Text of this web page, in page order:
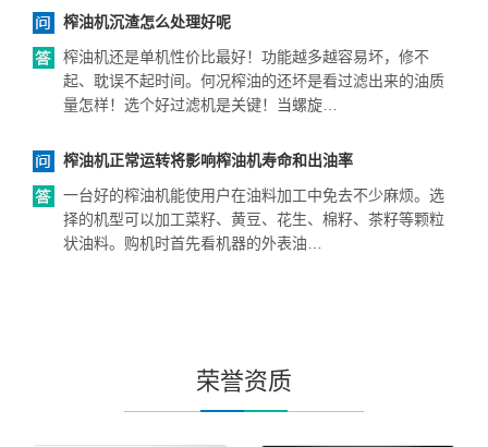
榨油机沉渣怎么处理好呢
榨油机还是单机性价比最好！功能越多越容易坏，修不
起、耽误不起时间。何况榨油的还坏是看过滤出来的油质
量怎样！选个好过滤机是关键！当螺旋…
榨油机正常运转将影响榨油机寿命和出油率
一台好的榨油机能使用户在油料加工中免去不少麻烦。选
择的机型可以加工菜籽、黄豆、花生、棉籽、茶籽等颗粒
状油料。购机时首先看机器的外表油…
荣誉资质